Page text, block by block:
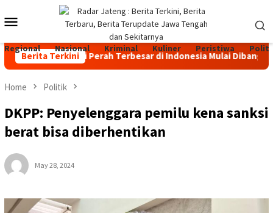
to
Mobile
Menu
Regional Nasional Kriminal Kuliner Peristiwa
Berita Terkini
Sapi Perah Terbesar di Indonesia Mulai Dibangun di
Home Politik
DKPP: Penyelenggara pemilu kena sanksi
berat bisa diberhentikan
May 28, 2024